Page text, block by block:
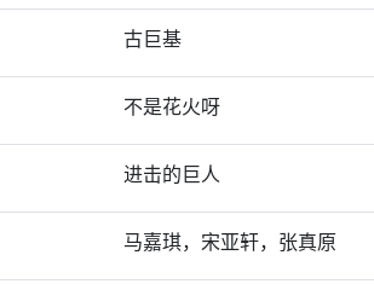
古巨基
不是花火呀
进击的巨人
马嘉琪，宋亚轩，张真原